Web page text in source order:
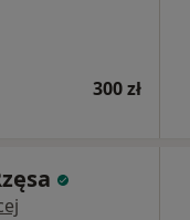
300 zł